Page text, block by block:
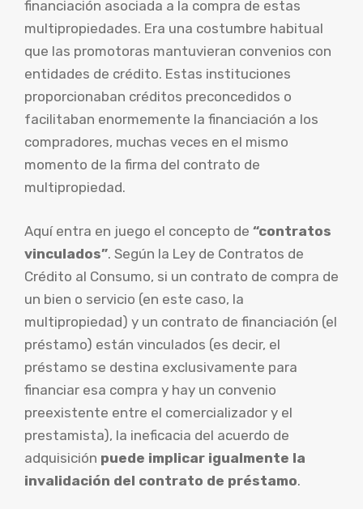
financiación asociada a la compra de estas
multipropiedades. Era una costumbre habitual
que las promotoras mantuvieran convenios con
entidades de crédito. Estas instituciones
proporcionaban créditos preconcedidos o
facilitaban enormemente la financiación a los
compradores, muchas veces en el mismo
momento de la firma del contrato de
multipropiedad.
Aquí entra en juego el concepto de “contratos
vinculados”. Según la Ley de Contratos de
Crédito al Consumo, si un contrato de compra de
un bien o servicio (en este caso, la
multipropiedad) y un contrato de financiación (el
préstamo) están vinculados (es decir, el
préstamo se destina exclusivamente para
financiar esa compra y hay un convenio
preexistente entre el comercializador y el
prestamista), la ineficacia del acuerdo de
adquisición puede implicar igualmente la
invalidación del contrato de préstamo.